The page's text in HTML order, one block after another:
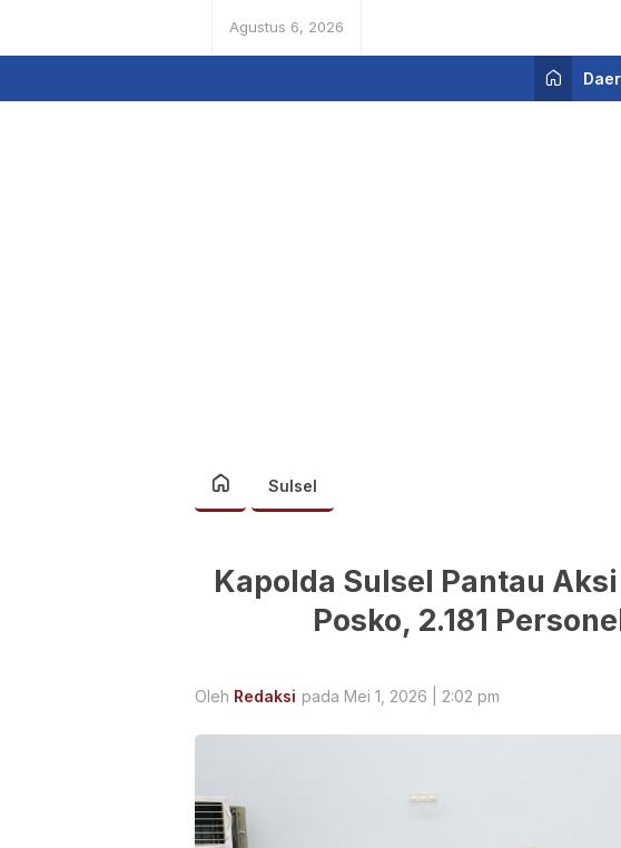
Agustus 6, 2026
Sulsel
Kapolda Sulsel Pantau
Posko, 2.181
Oleh Redaksi pada Mei 1, 2026 | 2:02 pm